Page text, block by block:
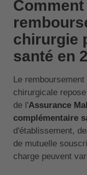
chirurgie
santé en
Le
chirurgicale
de l'Assurance
complémentaire
d'établissement,
de mutuelle
charge peuvent